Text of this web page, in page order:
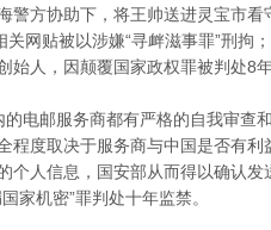
警方协助下，将王帅送进灵宝市看
关网贴被以涉嫌“寻衅滋事罪”刑
始人，因颠覆国家政权罪被判处8
电邮服务商都有严格的自我审查
程度取决于服务商与中国是否有
个人信息，国安部从而得以确认
家机密”罪判处十年监禁。